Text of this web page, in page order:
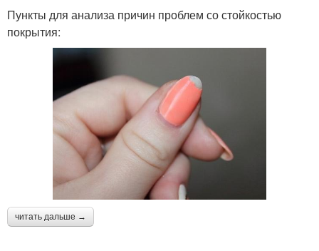
Пункты для анализа причин проблем со стойкостью
покрытия:
читать дальше →